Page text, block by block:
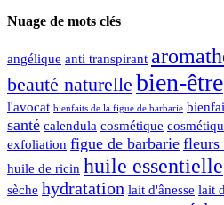
Nuage de mots clés
angélique anti transpirant
beauté naturelle bien-être
l'avocat bienfaits de la figue de barbarie
santé calendula cosmétique
exfoliation figue de barbarie fleurs
huile de ricin huile essentielle
sèche hydratation lait d'ânesse lait